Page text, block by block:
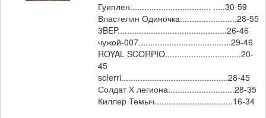
Гуиплен.................................. .....30-59
Властелин Одиночка........................28-55
3BEP..............................................26-46
чужой-007.......................................29-46
ROYAL SCORPIO................................20-
45
solerri.............................................28-45
Солдат Х легиона............................28-35
Киллер Темыч.................................16-34